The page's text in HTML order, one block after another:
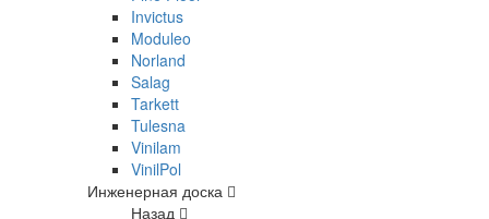
Invictus
Moduleo
Norland
Salag
Tarkett
Tulesna
Vinilam
VinilPol
Инженерная доска
Назад